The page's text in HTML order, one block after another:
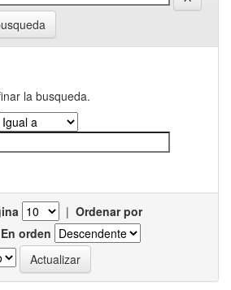
la busqueda.
| Ordenar por
En orden